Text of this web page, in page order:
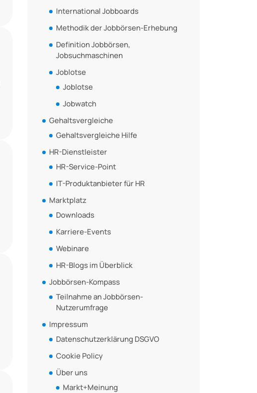
International Jobboards
Methodik der Jobbörsen-Erhebung
Definition Jobbörsen,
Jobsuchmaschinen
Joblotse
Joblotse
Jobwatch
Gehaltsvergleiche
Gehaltsvergleiche Hilfe
HR-Dienstleister
HR-Service-Point
IT-Produktanbieter für HR
Marktplatz
Downloads
Karriere-Events
Webinare
HR-Blogs im Überblick
Jobbörsen-Kompass
Teilnahme an Jobbörsen-
Nutzerumfrage
Impressum
Datenschutzerklärung DSGVO
Cookie Policy
Über uns
Markt+Meinung